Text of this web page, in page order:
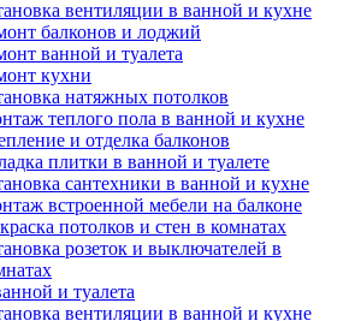
вентиляции в ванной и кухне
балконов и лоджий
ванной и туалета
кухни
натяжных потолков
теплого пола в ванной и кухне
и отделка балконов
плитки в ванной и туалете
сантехники в ванной и кухне
встроенной мебели на балконе
потолков и стен в комнатах
розеток и выключателей в
и туалета
вентиляции в ванной и кухне